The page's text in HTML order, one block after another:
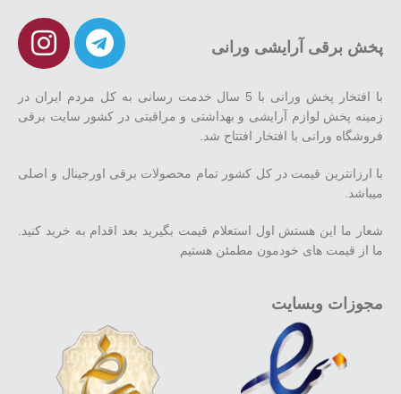
پخش برقی آرایشی ورانی
با افتخار پخش ورانی با 5 سال خدمت رسانی به کل مردم ایران در
زمینه پخش لوازم آرایشی و بهداشتی و مراقبتی در کشور سایت برقی
فروشگاه ورانی با افتخار افتتاح شد.
با ارزانترین قیمت در کل کشور تمام محصولات برقی اورجینال و اصلی
میباشد.
شعار ما این هستش اول استعلام قیمت بگیرید بعد اقدام به خرید کنید.
ما از قیمت های خودمون مطمئن هستیم
مجوزات وبسایت